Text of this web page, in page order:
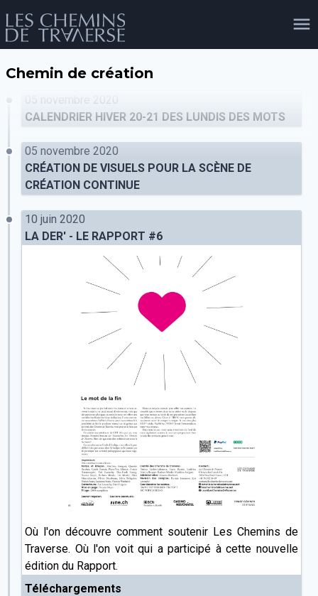
email tel
évènements
publics
Chemin de création
05 novembre 2020
CALENDRIER HIVER 20-21 DES LUNDIS DES MOTS
05 novembre 2020
CRÉATION DE VISUELS POUR LA SCÈNE DE
CRÉATION CONTINUE
10 juin 2020
LA DER' - LE RAPPORT #6
Où l'on découvre comment soutenir Les Chemins de
Traverse. Où l'on voit qui a participé à cette nouvelle
édition du Rapport.
Téléchargements